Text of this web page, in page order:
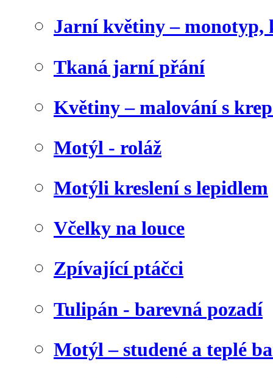
Jarní květiny – monotyp,
Tkaná jarní přání
Květiny – malování s
Motýl - roláž
Motýli kreslení s lepidlem
Včelky na louce
Zpívající ptáčci
Tulipán - barevná pozadí
Motýl – studené a teplé